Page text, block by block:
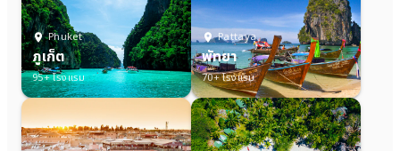
Phuket
ภูเก็ต
95+ โรงแรม
Pattaya
พัทยา
70+ โรงแรม